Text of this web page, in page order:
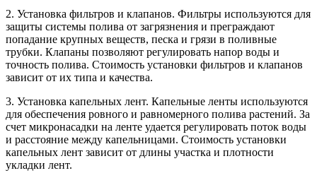
2. Установка фильтров и клапанов. Фильтры используются для
защиты системы полива от загрязнения и преграждают
попадание крупных веществ, песка и грязи в поливные
трубки. Клапаны позволяют регулировать напор воды и
точность полива. Стоимость установки фильтров и клапанов
зависит от их типа и качества.
3. Установка капельных лент. Капельные ленты используются
для обеспечения ровного и равномерного полива растений. За
счет микронасадки на ленте удается регулировать поток воды
и расстояние между капельницами. Стоимость установки
капельных лент зависит от длины участка и плотности
укладки лент.